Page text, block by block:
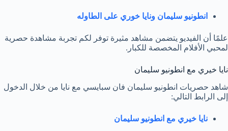
انطونيو سليمان ونايا خوري على الطاوله
علمًا أن الفيديو يتضمن مشاهد مثيرة توفر لكم تجربة مشاهدة حصرية
لمحبي الأفلام المخصصة للكبار.
نايا خيري مع انطونيو سليمان
شاهد حصريات انطونيو سليمان فان سبايسي مع نايا من خلال الدخول
إلى الرابط التالي:
نايا خيري مع انطونيو سليمان